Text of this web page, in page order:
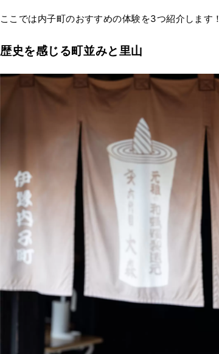
ここでは内子町のおすすめの体験を3つ紹介します！
歴史を感じる町並みと里山